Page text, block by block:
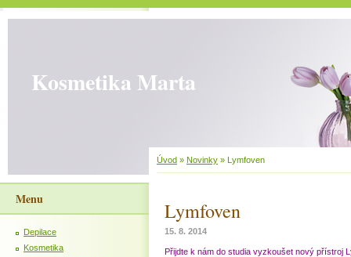
Kosmetika Marta
Úvod » Novinky » Lymfoven
Lymfoven
15. 8. 2014
Přijdte k nám do studia vyzkoušet nový přístroj
Menu
Depilace
Kosmetika